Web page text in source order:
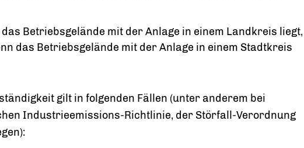
Betriebsgelände mit der Anlage in einem Landkreis liegt,
das Betriebsgelände mit der Anlage in einem Stadtkreis
gilt in folgenden Fällen (unter anderem bei
Industrieemissions-Richtlinie, der Störfall-Verordnung